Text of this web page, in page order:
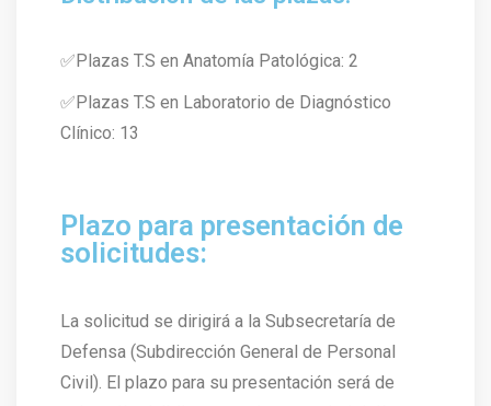
✅Plazas T.S en Anatomía Patológica: 2
✅Plazas T.S en Laboratorio de Diagnóstico
Clínico: 13
Plazo para presentación de
solicitudes:
La solicitud se dirigirá a la Subsecretaría de
Defensa (Subdirección General de Personal
Civil). El plazo para su presentación será de